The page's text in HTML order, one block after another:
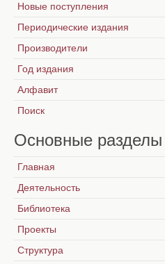
Новые поступления
Периодические издания
Производители
Год издания
Алфавит
Поиск
Основные разделы
Главная
Деятельность
Библиотека
Проекты
Структура